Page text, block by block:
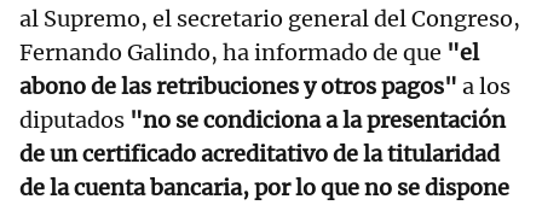
al Supremo, el secretario general del Congreso,
Fernando Galindo, ha informado de que "el
abono de las retribuciones y otros pagos" a los
diputados "no se condiciona a la presentación
de un certificado acreditativo de la titularidad
de la cuenta bancaria, por lo que no se dispone